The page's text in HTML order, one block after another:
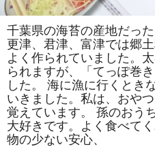
千葉県の海苔の産地だっ
更津、君津、富津では郷
よく作られていました。
られますが、「てっぽ巻
した。 海に漁に行くとき
いきました。私は、おや
覚えています。 孫のおう
大好きです。よく食べて
物の少ない安心、